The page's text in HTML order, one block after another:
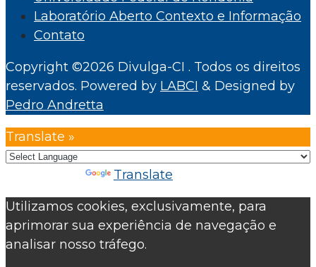
Laboratório Aberto Contexto e Informação
Contato
Copyright ©2026 Divulga-CI . Todos os direitos
reservados. Powered by LABCI & Designed by
Pedro Andretta
Translate »
Translate
Utilizamos cookies, exclusivamente, para
aprimorar sua experiência de navegação e
analisar nosso tráfego.